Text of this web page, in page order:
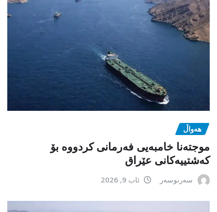
هەواڵ
موجتەنا خامبەیی فەرمانی کردووە بۆ
کەشتییەکانی عێراق
سەرنوسەر ئاب 9, 2026